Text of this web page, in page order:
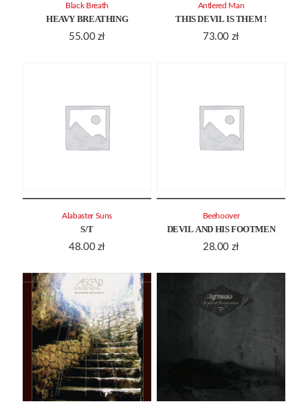
HEAVY BREATHING
55.00 zł
Black Breath
THIS DEVIL IS THEM !
73.00 zł
Antlered Man
S/T
48.00 zł
Alabaster Suns
DEVIL AND HIS FOOTMEN
28.00 zł
Beehoover